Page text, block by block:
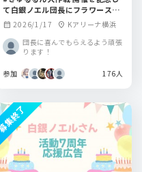
て白銀ノエル団長にフラワースタ
ンドを贈りませんか？
calendar_month 2026/1/17 location_on Kアリーナ横浜
団長に喜んでもらえるよう頑張
ります！
参加 176人
終了